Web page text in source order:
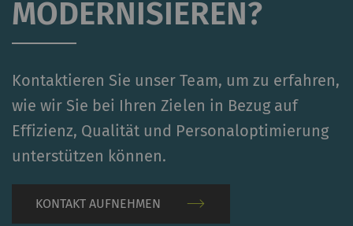
MODERNISIEREN?
Kontaktieren Sie unser Team, um zu erfahren,
wie wir Sie bei Ihren Zielen in Bezug auf
Effizienz, Qualität und Personaloptimierung
unterstützen können.
KONTAKT AUFNEHMEN